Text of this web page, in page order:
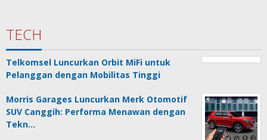
TECH
Telkomsel Luncurkan Orbit MiFi untuk
Pelanggan dengan Mobilitas Tinggi
Morris Garages Luncurkan Merk Otomotif
SUV Canggih: Performa Menawan dengan
Tekn…